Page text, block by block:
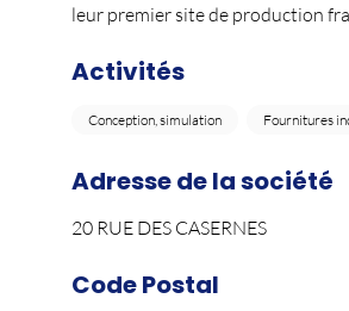
leur premier site de production
Activités
Conception, simulation Fournitures
Adresse de la société
20 RUE DES CASERNES
Code Postal